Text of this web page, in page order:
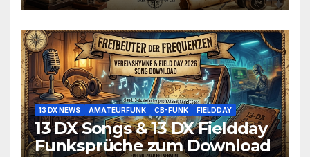
13 DX NEWS AMATEURFUNK CB-FUNK FIELDDAY
13 DX Songs & 13 DX Fieldday
Funksprüche zum Download